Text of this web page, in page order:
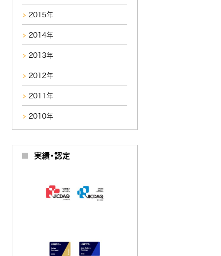
2015年
2014年
2013年
2012年
2011年
2010年
実績・認定